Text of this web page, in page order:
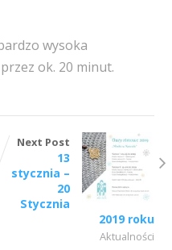
wysoka
ok. 20 minut.
Next Post
13
stycznia –
20
Stycznia
2019 roku
Aktualności